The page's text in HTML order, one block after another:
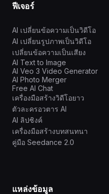
ฟีเจอร์
AI เปลี่ยนข้อความเป็นวิดีโอ
AI เปลี่ยนรูปภาพเป็นวิดีโอ
เปลี่ยนข้อความเป็นเสียง
AI Text to Image
AI Veo 3 Video Generator
AI Photo Merger
Free AI Chat
เครื่องมือสร้างวิดีโอยาว
ตัวละครอวตาร AI
AI ลิปซิงค์
เครื่องมือสร้างบทสนทนา
คู่มือ Seedance 2.0
แหล่งข้อมูล